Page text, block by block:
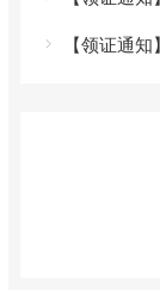
【领证通知】